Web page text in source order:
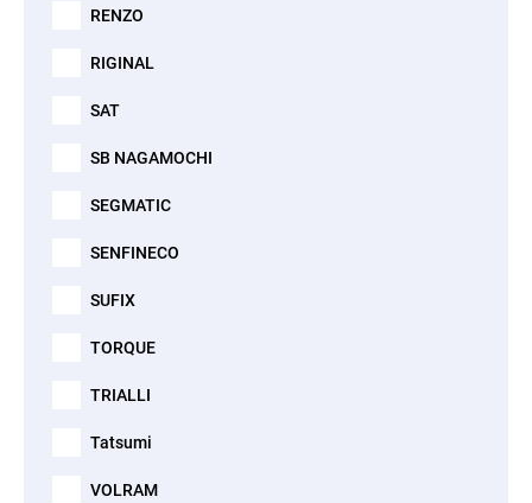
RENZO
RIGINAL
SAT
SB NAGAMOCHI
SEGMATIC
SENFINECO
SUFIX
TORQUE
TRIALLI
Tatsumi
VOLRAM